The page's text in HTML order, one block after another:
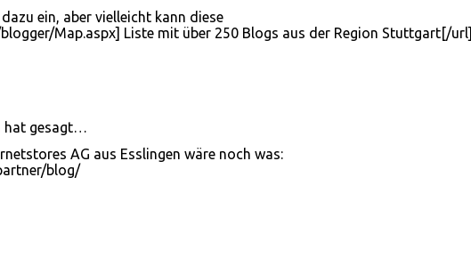
ein, aber vielleicht kann diese
Map.aspx] Liste mit über 250 Blogs aus der Region Stuttgart[/url]
hat gesagt…
AG aus Esslingen wäre noch was:
blog/